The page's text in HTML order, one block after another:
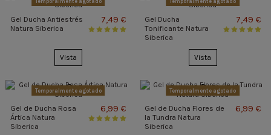
Temporalmente agotado
Gel Ducha Antiestrés
Natura Siberica
7,49 €
Vista
Temporalmente agotado
Gel Ducha
Tonificante Natura
Siberica
7,49 €
Vista
Temporalmente agotado
Gel de Ducha Rosa
Ártica Natura
Siberica
6,99 €
Temporalmente agotado
Gel de Ducha Flores de
la Tundra Natura
Siberica
6,99 €